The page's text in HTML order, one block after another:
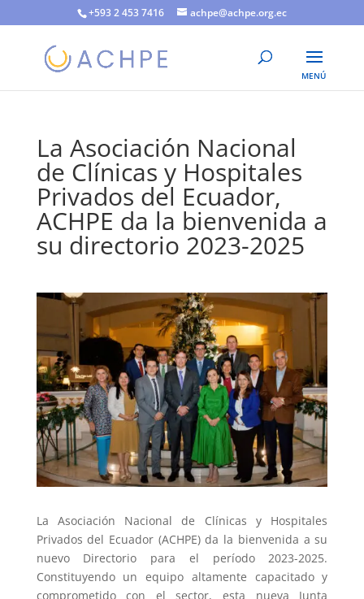
+593 2 453 7416 achpe@achpe.org.ec
La Asociación Nacional
de Clínicas y Hospitales
Privados del Ecuador,
ACHPE da la bienvenida a
su directorio 2023-2025
La Asociación Nacional de Clínicas y Hospitales
Privados del Ecuador (ACHPE) da la bienvenida a su
nuevo Directorio para el período 2023-2025.
Constituyendo un equipo altamente capacitado y
comprometido con el sector, esta nueva Junta